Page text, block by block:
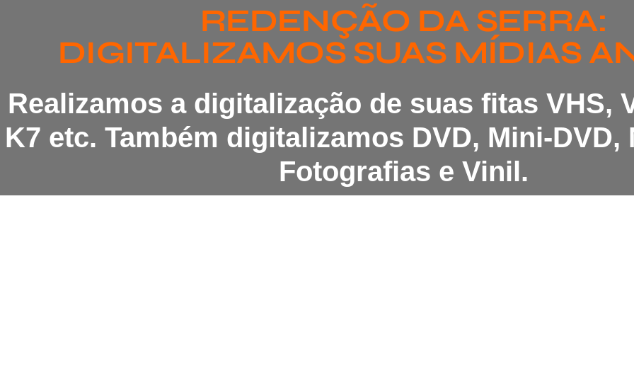
REDENÇÃO DA SERRA:
DIGITALIZAMOS SUAS MÍDIAS
Realizamos a digitalização de suas fitas VHS,
K7 etc. Também digitalizamos DVD, Mini-DVD,
Fotografias e Vinil.